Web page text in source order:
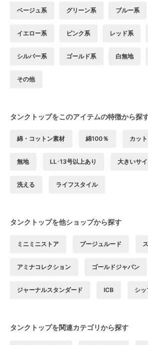
ベージュ系 グリーン系 ブルー系
イエロー系 ピンク系 レッド系
シルバー系 ゴールド系 白無地
その他
タンクトップをこのアイテムの特徴から探
綿・コットン素材 綿100％ カッ
無地 LL･13号以上あり 大きいサ
洗える ライフスタイル
タンクトップを他ショップから探す
ミニミニストア ブージュルード
アミナコレクション ゴールドジャパン
ジャーナルスタンダード ICB シッ
タンクトップを関連カテゴリから探す